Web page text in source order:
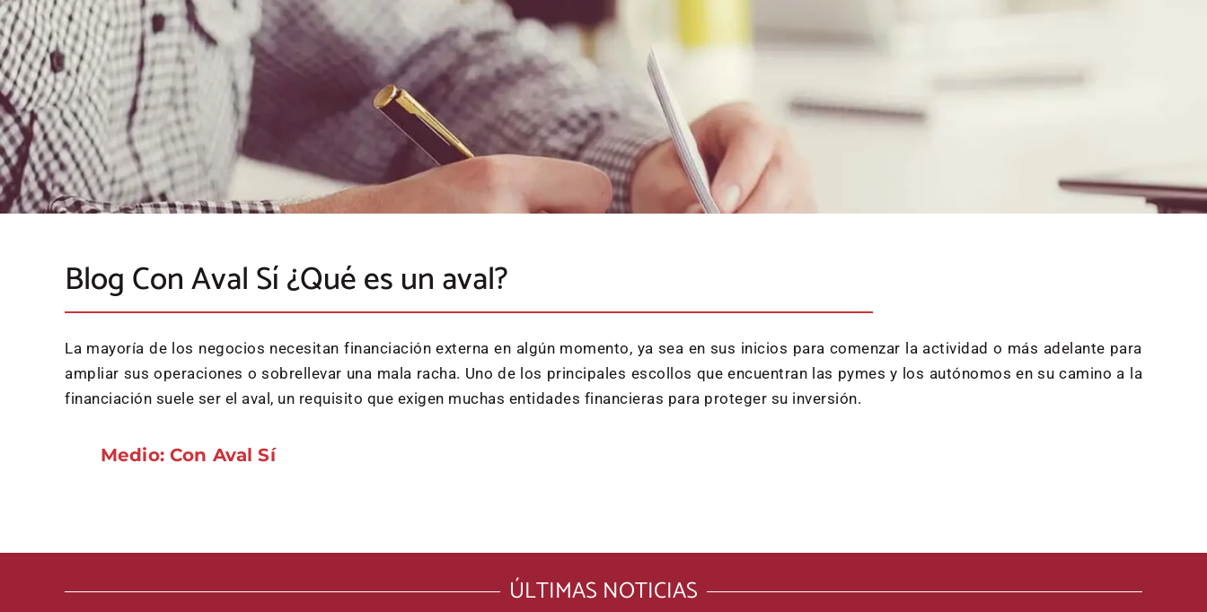
Blog Con Aval Sí ¿Qué es un aval?
La mayoría de los negocios necesitan financiación externa en algún momento, ya sea en sus inicios para comenzar la actividad o más adelante para
ampliar sus operaciones o sobrellevar una mala racha. Uno de los principales escollos que encuentran las pymes y los autónomos en su camino a la
financiación suele ser el aval, un requisito que exigen muchas entidades financieras para proteger su inversión.
Medio: Con Aval Sí
ÚLTIMAS NOTICIAS